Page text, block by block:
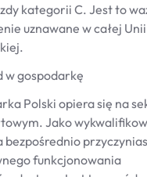
kategorii C. Jest to
uznawane w całej Unii
w gospodarkę
Polski opiera się na
Jako
bezpośrednio
funkcjonowania